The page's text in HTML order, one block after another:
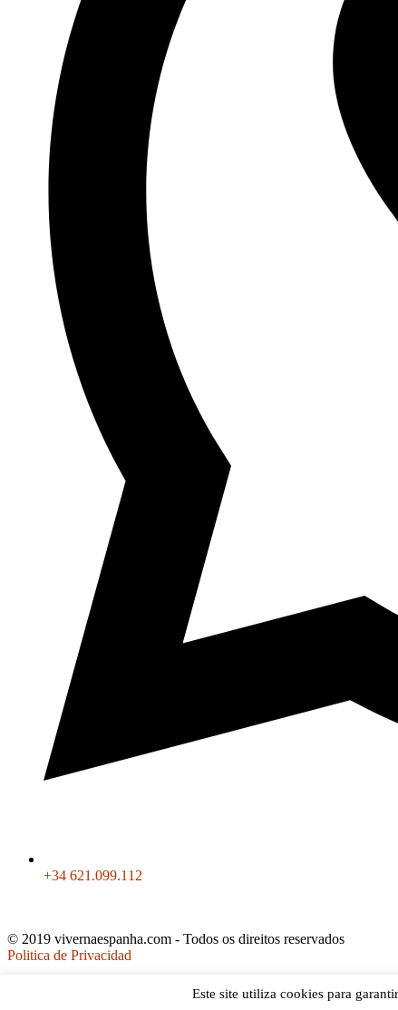
+34 621.099.112
© 2019 vivernaespanha.com - Todos os direitos reservados
Politica de Privacidad
Este site utiliza cookies para